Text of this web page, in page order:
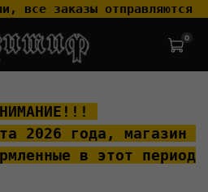
все заказы отправляются
0
2026 года, магазин
в этот